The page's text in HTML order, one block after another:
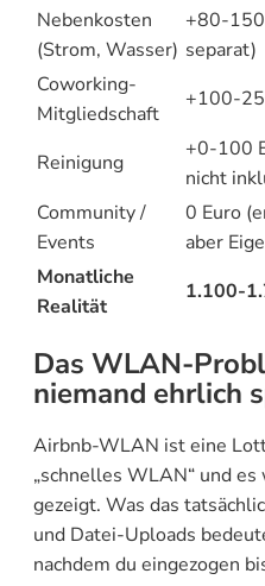
Nebenkosten
(Strom, Wasser)
+80-
separat)
Coworking-
Mitgliedschaft
+100-
Reinigung
+0-100
nicht
Community /
Events
0 Euro
aber
Monatliche
Realität
1.100-
Das WLAN-
niemand ehrlich
Airbnb-WLAN ist eine
„schnelles WLAN“ und
gezeigt. Was das
und Datei-Uploads
nachdem du eingezogen